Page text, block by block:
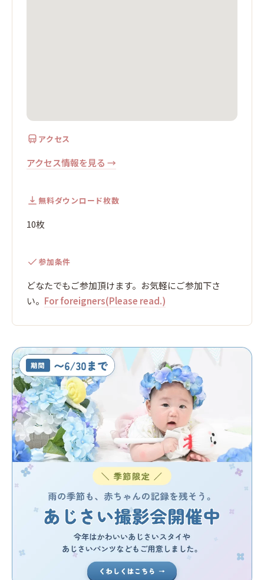
アクセス
アクセス情報を見る →
無料ダウンロード枚数
10枚
参加条件
どなたでもご参加頂けます。お気軽にご参加下さ
い。 For foreigners(Please read.)